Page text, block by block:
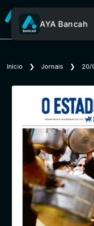
AYA Bancah
Início ❯ Jornais ❯ 20/